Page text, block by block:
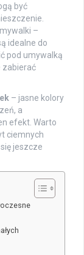
być
–
idealne do
pod umywalką
zabierać
– jasne kolory
a
efekt. Warto
ciemnych
jeszcze